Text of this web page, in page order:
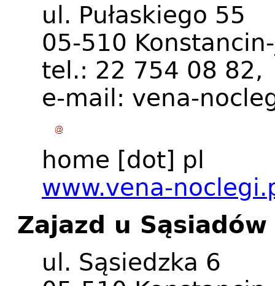
ul. Pułaskiego 55
05-510
tel.: 22 754 08
e-mail: vena-
home [dot] pl
www.vena-
Zajazd u Sąsiadów
ul. Sąsiedzka 6